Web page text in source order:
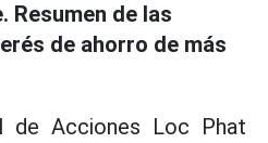
Resumen de las
de ahorro de más
de Acciones Loc Phat